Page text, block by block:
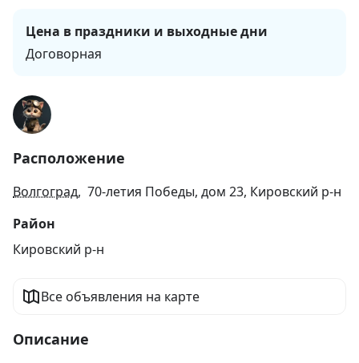
Цена в праздники и выходные дни
Договорная
Расположение
Волгоград, 70-летия Победы, дом 23, Кировский р-н
Район
Кировский р-н
Все объявления на карте
Описание